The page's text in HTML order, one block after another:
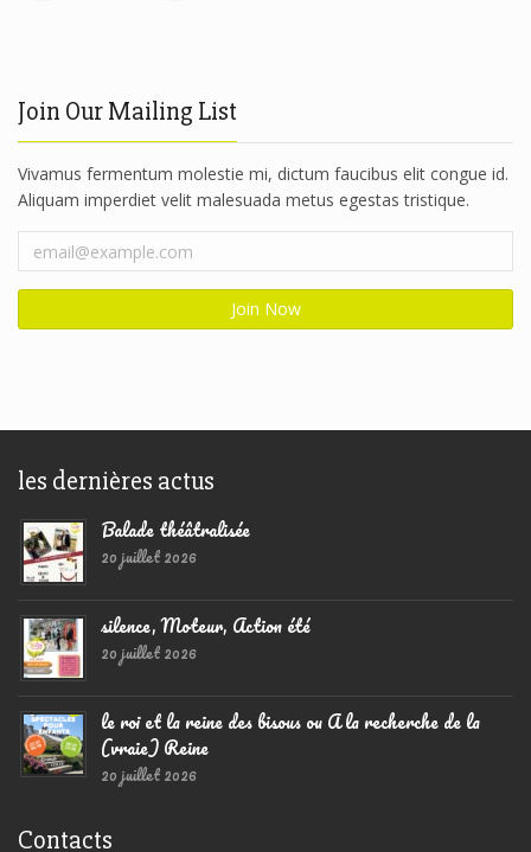
Join Our Mailing List
Vivamus fermentum molestie mi, dictum faucibus elit congue id.
Aliquam imperdiet velit malesuada metus egestas tristique.
les dernières actus
Balade théâtralisée
20 juillet 2026
silence, Moteur, Action été
20 juillet 2026
le roi et la reine des bisous ou A la recherche de la
(vraie) Reine
20 juillet 2026
Contacts